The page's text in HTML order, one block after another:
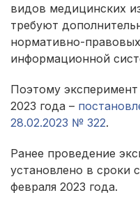
видов медицинских
требуют
нормативно-
информационной
Поэтому эксперимент
2023 года –
28.02.2023 № 322.
Ранее проведение
установлено в сроки
февраля 2023 года.